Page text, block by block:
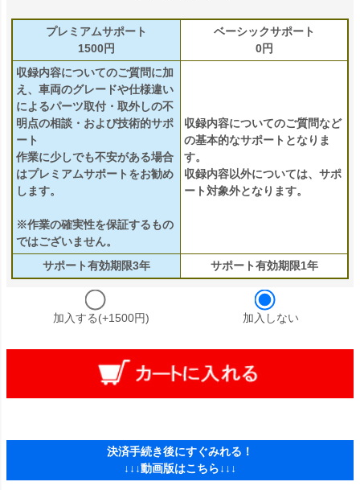
プレミアムサポート
1500円
ベーシックサポート
0円
収録内容についてのご質問に加
え、車両のグレードや仕様違い
によるパーツ取付・取外しの不
明点の相談・および技術的サポ
ート
作業に少しでも不安がある場合
はプレミアムサポートをお勧め
します。
※作業の確実性を保証するもの
ではございません。
収録内容についてのご質問など
の基本的なサポートとなりま
す。
収録内容以外については、サポ
ート対象外となります。
サポート有効期限3年 サポート有効期限1年
加入する(+1500円) 加入しない
決済手続き後にすぐみれる！
↓↓↓動画版はこちら↓↓↓